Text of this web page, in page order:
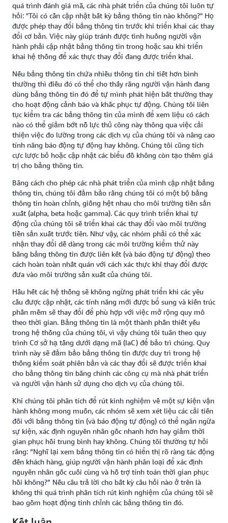
quá trình đánh giá mã, các nhà phát triển của chúng tôi luôn tự
hỏi: "Tôi có cần cập nhật bất kỳ bảng thông tin nào không?" Họ
được phép thay đổi bảng thông tin trước khi triển khai các thay
đổi cơ bản. Việc này giúp tránh được tình huống người vận
hành phải cập nhật bảng thông tin trong hoặc sau khi triển
khai hệ thống để xác thực thay đổi đang được triển khai.
Nếu bảng thông tin chứa nhiều thông tin chi tiết hơn bình
thường thì điều đó có thể cho thấy rằng người vận hành đang
dùng bảng thông tin đó để tự mình phát hiện bất thường thay
cho hoạt động cảnh báo và khắc phục tự động. Chúng tôi liên
tục kiểm tra các bảng thông tin của mình để xem liệu có cách
nào có thể giảm bớt nỗ lực thủ công này thông qua việc cải
thiện việc đo lường trong các dịch vụ của chúng tôi và nâng cao
tính năng báo động tự động hay không. Chúng tôi cũng tích
cực lược bỏ hoặc cập nhật các biểu đồ không còn tạo thêm giá
trị cho bảng thông tin.
Bằng cách cho phép các nhà phát triển của mình cập nhật bảng
thông tin, chúng tôi đảm bảo rằng chúng tôi có một bộ bảng
thông tin hoàn chỉnh, giống hệt nhau cho môi trường tiền sản
xuất (alpha, beta hoặc gamma). Các quy trình triển khai tự
động của chúng tôi sẽ triển khai các thay đổi vào môi trường
tiền sản xuất trước tiên. Như vậy, các nhóm phải có thể xác
nhận thay đổi dễ dàng trong các môi trường kiểm thử này
bằng bảng thông tin được liên kết (và báo động tự động) theo
cách hoàn toàn nhất quán với cách xác thực khi thay đổi được
đưa vào môi trường sản xuất của chúng tôi.
Hầu hết các hệ thống sẽ không ngừng phát triển khi các yêu
cầu được cập nhật, các tính năng mới được bổ sung và kiến trúc
phần mềm sẽ thay đổi để phù hợp với việc mở rộng quy mô
theo thời gian. Bảng thông tin là một thành phần thiết yếu
trong hệ thống của chúng tôi, vì vậy chúng tôi tuân theo quy
trình Cơ sở hạ tầng dưới dạng mã (IaC) để bảo trì chúng. Quy
trình này sẽ đảm bảo bảng thông tin được duy trì trong hệ
thống kiểm soát phiên bản và các thay đổi sẽ được triển khai
cho bảng thông tin bằng chính các công cụ mà nhà phát triển
và người vận hành sử dụng cho dịch vụ của chúng tôi.
Khi chúng tôi phân tích để rút kinh nghiệm về một sự kiện vận
hành không mong muốn, các nhóm sẽ xem xét liệu các cải tiến
đối với bảng thông tin (và báo động tự động) có thể ngăn ngừa
sự kiện, xác định nguyên nhân gốc nhanh hơn hay giảm thời
gian phục hồi trung bình hay không. Chúng tôi thường tự hỏi
rằng: “Nghĩ lại xem bảng thông tin có hiển thị rõ ràng tác động
đến khách hàng, giúp người vận hành phân loại để xác định
nguyên nhân gốc cuối cùng và hỗ trợ tính toán thời gian phục
hồi không?” Nếu câu trả lời cho bất kỳ câu hỏi nào ở trên là
không thì quá trình phân tích rút kinh nghiệm của chúng tôi sẽ
bao gồm hoạt động tinh chỉnh các bảng thông tin đó.